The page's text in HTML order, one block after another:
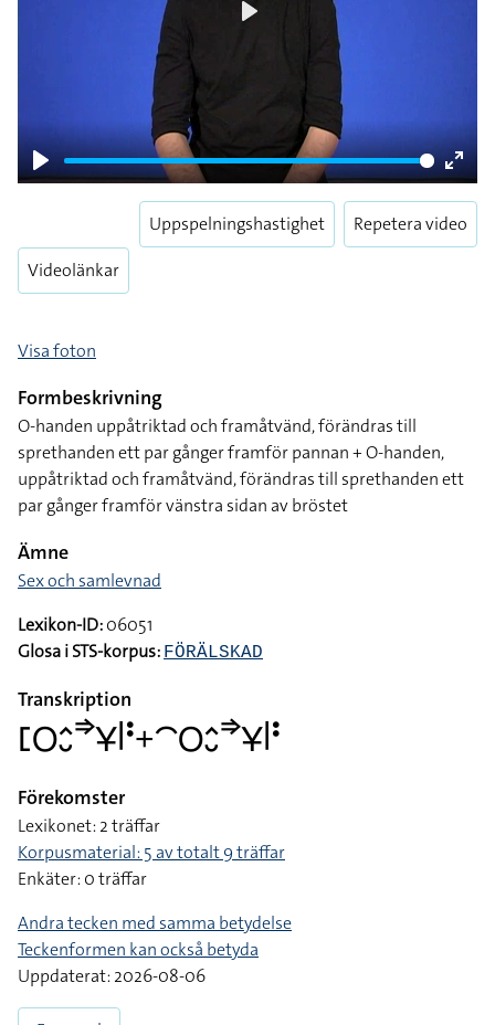
Play
Enter
Videolänkar
Uppspelningshastighet Repetera video
Visa foton
Formbeskrivning
O-handen uppåtriktad och framåtvänd, förändras till
sprethanden ett par gånger framför pannan + O-handen,
uppåtriktad och framåtvänd, förändras till sprethanden ett
par gånger framför vänstra sidan av bröstet
Ämne
Sex och samlevnad
Lexikon-ID:06051
Glosa i STS-korpus: FÖRÄLSKAD
Transkription
􌤕􌥆􌤵􌤷􌦆􌥃􌥼􌥻􌦩􌤃􌥆􌤵􌤷􌦆􌥃􌥼􌥻
Förekomster
Lexikonet: 2 träffar
Korpusmaterial: 5 av totalt 9 träffar
Enkäter: 0 träffar
Andra tecken med samma betydelse
Teckenformen kan också betyda
Uppdaterat: 2026-08-06